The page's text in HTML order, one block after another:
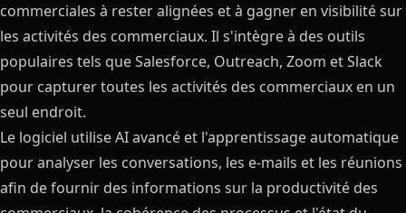
commerciales à rester alignées et à gagner en visibilité sur
les activités des commerciaux. Il s'intègre à des outils
populaires tels que Salesforce, Outreach, Zoom et Slack
pour capturer toutes les activités des commerciaux en un
seul endroit.
Le logiciel utilise AI avancé et l'apprentissage automatique
pour analyser les conversations, les e-mails et les réunions
afin de fournir des informations sur la productivité des